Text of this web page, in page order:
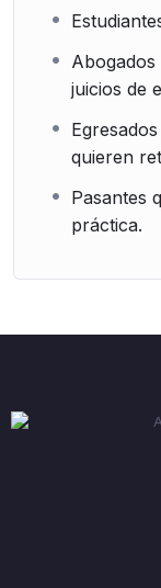
juicios de
quieren
Pasantes
práctica.